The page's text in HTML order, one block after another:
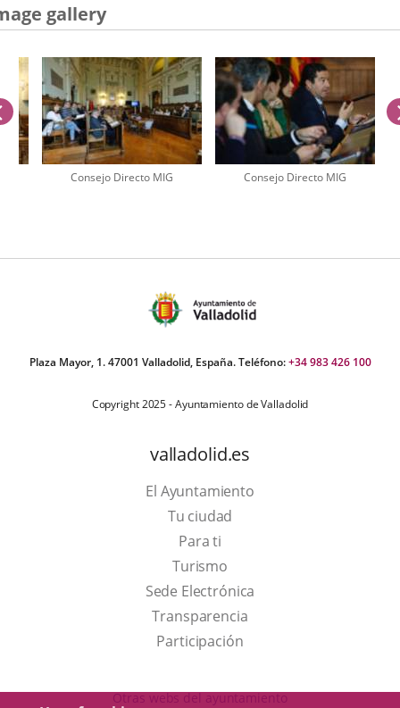
gallery
Consejo Directo MIG Consejo Directo MIG
previus
Plaza Mayor, 1. 47001 Valladolid, España. Teléfono:+34 983 426 100
Copyright 2025 - Ayuntamiento de Valladolid
valladolid.es
El Ayuntamiento
Tu ciudad
Para ti
TurismoThis
link
will
open
a
Sede Electrónica
Transparencia
Participación
Otras webs del ayuntamiento